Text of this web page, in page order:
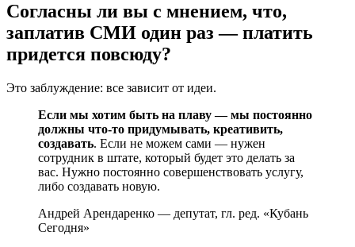
Согласны ли вы с мнением, что,
заплатив СМИ один раз — платить
придется повсюду?
Это заблуждение: все зависит от идеи.
Если мы хотим быть на плаву — мы постоянно
должны что-то придумывать, креативить,
создавать. Если не можем сами — нужен
сотрудник в штате, который будет это делать за
вас. Нужно постоянно совершенствовать услугу,
либо создавать новую.
Андрей Арендаренко — депутат, гл. ред. «Кубань
Сегодня»